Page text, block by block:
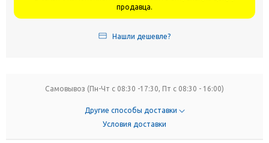
продавца.
Нашли дешевле?
Самовывоз (Пн-Чт с 08:30 -17:30, Пт с 08:30 - 16:00)
Другие способы доставки
Условия доставки